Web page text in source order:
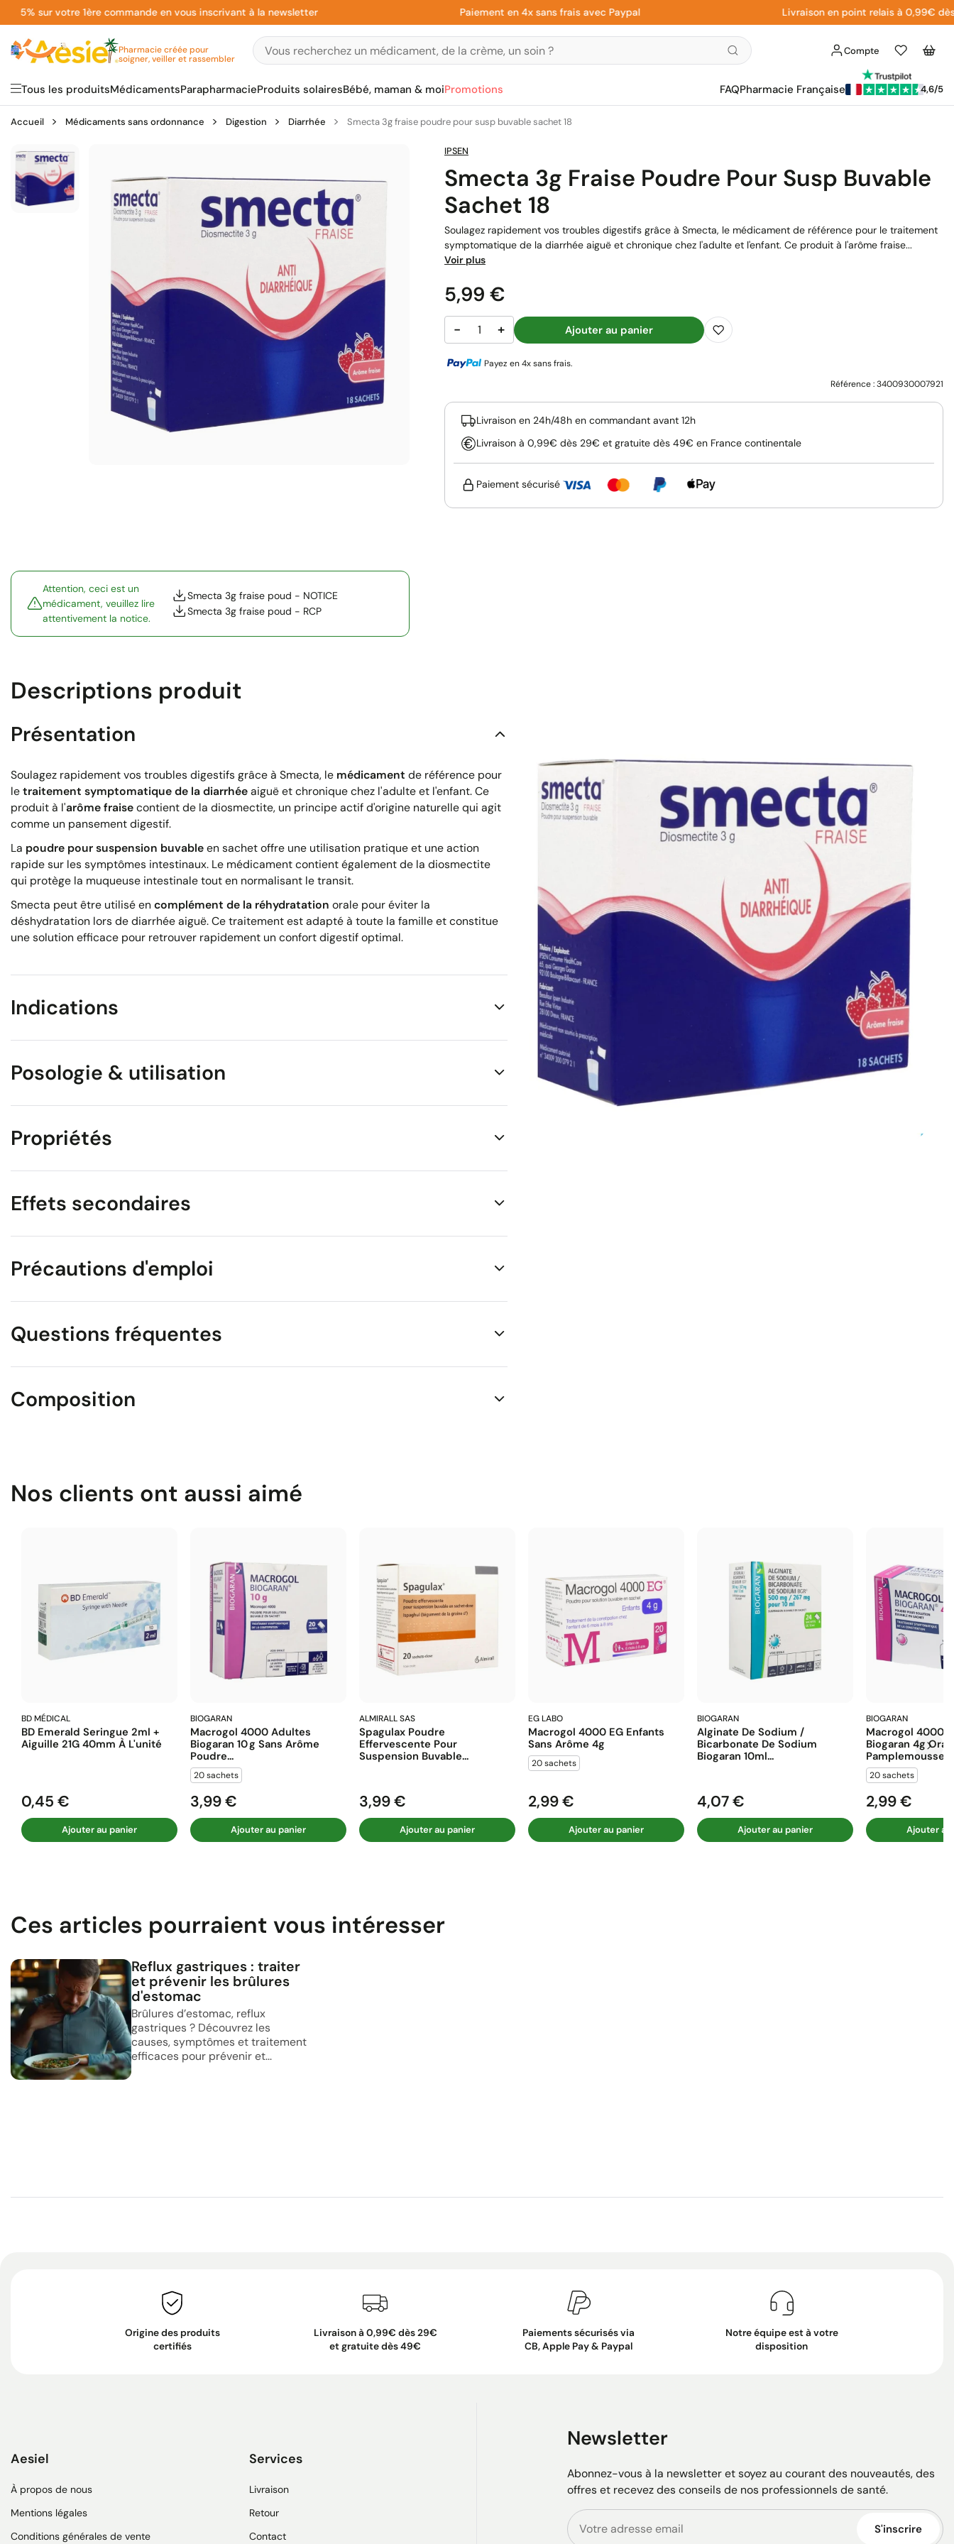
Aller
au
contenu
sur votre 1ère commande en vous inscrivant à la newsletter Paiement en 4x sans frais avec Paypal Livraison en point relais à 0,99€ dès
Pharmacie créée pour
soigner, veiller et rassembler
Compte
Liste
d'envies
Panier
Tous les produitsMédicamentsParapharmacieProduits solairesBébé, maman & moiPromotions FAQPharmacie Française 4,6/5
Accueil Médicaments sans ordonnance Digestion Diarrhée Smecta 3g fraise poudre pour susp buvable sachet 18
Attention, ceci est un
médicament, veuillez lire
attentivement la notice.
Smecta 3g fraise poud - NOTICE
Smecta 3g fraise poud - RCP
IPSEN
Smecta 3g Fraise Poudre Pour Susp Buvable
Sachet 18
Soulagez rapidement vos troubles digestifs grâce à Smecta, le médicament de référence pour le traitement
symptomatique de la diarrhée aiguë et chronique chez l'adulte et l'enfant. Ce produit à l'arôme fraise...
Voir plus
Prix
5,99 €
− + Ajouter au panier
Payez en 4x sans frais.
Référence :3400930007921
Livraison en 24h/48h en commandant avant 12h
Livraison à 0,99€ dès 29€ et gratuite dès 49€ en France continentale
Paiement sécurisé
Descriptions produit
Présentation
Soulagez rapidement vos troubles digestifs grâce à Smecta, le médicament de référence pour
letraitement symptomatique de la diarrhéeaiguë et chronique chez l'adulte et l'enfant. Ce
produit à l'arôme fraisecontient de la diosmectite, un principe actif d'origine naturelle qui agit
comme un pansement digestif.
La poudre pour suspension buvableen sachet offre une utilisation pratique et une action
rapide sur les symptômes intestinaux. Le médicament contient également de la diosmectite
qui protège la muqueuse intestinale tout en normalisant le transit.
Smecta peut être utilisé en complément de la réhydratation orale pour éviter la
déshydratation lors de diarrhée aiguë. Ce traitement est adapté à toute la famille et constitue
une solution efficace pour retrouver rapidement un confort digestif optimal.
Indications
Posologie & utilisation
Propriétés
Effets secondaires
Précautions d'emploi
Questions fréquentes
Composition
Nos clients ont aussi aimé
BD MÉDICAL
BD Emerald Seringue 2ml +
Aiguille 21G 40mm À L'unité
Prix
0,45 €
Ajouter au panier
BIOGARAN
Macrogol 4000 Adultes
Biogaran 10 G Sans Arôme
Poudre...
20 sachets
Prix
3,99 €
Ajouter au panier
ALMIRALL SAS
Spagulax Poudre
Effervescente Pour
Suspension Buvable...
Prix
3,99 €
Ajouter au panier
EG LABO
Macrogol 4000 EG Enfants
Sans Arôme 4g
20 sachets
Prix
2,99 €
Ajouter au panier
BIOGARAN
Alginate De Sodium /
Bicarbonate De Sodium
Biogaran 10ml...
Prix
4,07 €
Ajouter au panier
BIOGARAN
Macrogol 4000
Biogaran 4g
Pamplemousse...
20 sachets
Prix
2,99 €
Ajouter au
Ces articles pourraient vous intéresser
Reflux gastriques : traiter
et prévenir les brûlures
d'estomac
Brûlures d’estomac, reflux
gastriques ? Découvrez les
causes, symptômes et traitement
efficaces pour prévenir et...
Origine des produits
certifiés
Livraison à 0,99€ dès 29€
et gratuite dès 49€
Paiements sécurisés via
CB, Apple Pay & Paypal
Notre équipe est à votre
disposition
Aesiel
À propos de nous
Mentions légales
Conditions générales de vente
Services
Livraison
Retour
Contact
Newsletter
Abonnez-vous à la newsletter et soyez au courant des nouveautés, des
offres et recevez des conseils de nos professionnels de santé.
S'inscrire